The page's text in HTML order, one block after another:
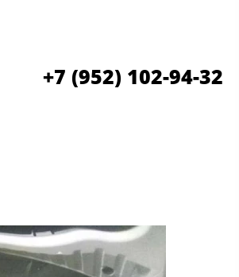
+7 (952) 102-94-32